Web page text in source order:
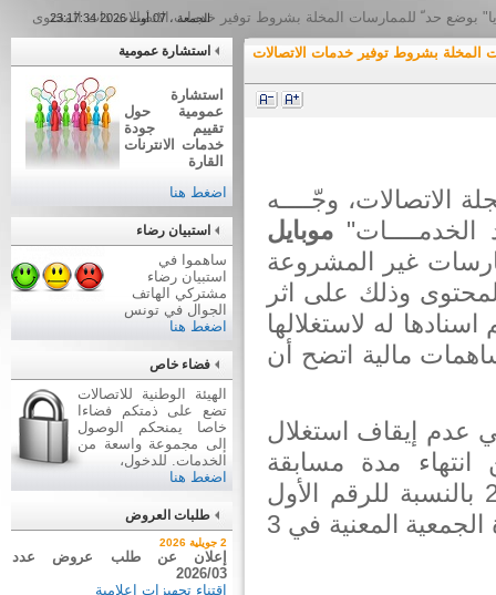
بوضع حد ّ للممارسات المخلة بشروط توفير خدمات الاتصالات ذات المحتوى
الجمعة ، 07 أوت 2026 23:17:34
استشارة عمومية
استشارة
عمومية حول
تقييم جودة
خدمات الانترنات
القارة
اضغط هنا
استبيان رضاء
ساهموا في
استبيان رضاء
مشتركي الهاتف
الجوال في تونس
اضغط هنا
فضاء خاص
الهيئة الوطنية للاتصالات
تضع على ذمتكم فضاءا
خاصا يمنحكم الوصول
إلى مجموعة واسعة من
الخدمات. للدخول،
اضغط هنا
طلبات العروض
نتيجة بيع وسائل نقل عن طريق
ظروف مغلقة عدد 01/2026
بيع وسائل نقل عن طريق ظروف
إعلان عن طلب عروض عدد
2026/03
اقتناء تجهيزات إعلامية
المخلة بشروط توفير خدمات الاتصالات
الأولى من الفصل 74 من مجلة الاتصالات، وجّــــه
الخدمــــات" موبايل
بإنهاء الممارسات غير المشروعة
وذلك على اثر
له لاستغلالها
مالية اتضح أن
عدم إيقاف استغلال
و "85011"بالرغم من انتهاء مدة مسابقة
بتاريخ 11 ديسمبر 2016 بالنسبة للرقم الأول
وانتهاء مدة الترخيص لجمع المساهمات المالية لفائدة الجمعية المعنية في 3